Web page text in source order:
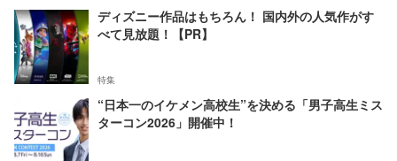
ディズニー作品はもちろん！ 国内外の人気作がす
べて見放題！【PR】
特集
“日本一のイケメン高校生”を決める「男子高生ミス
ターコン2026」開催中！